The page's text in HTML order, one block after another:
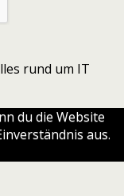
rund um IT
du die Website
aus.